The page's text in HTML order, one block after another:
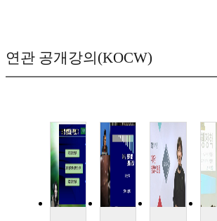
연관 공개강의(KOCW)